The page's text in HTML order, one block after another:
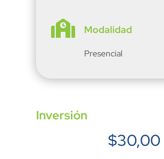
 Modalidad
Presencial
Inversión
$30,00